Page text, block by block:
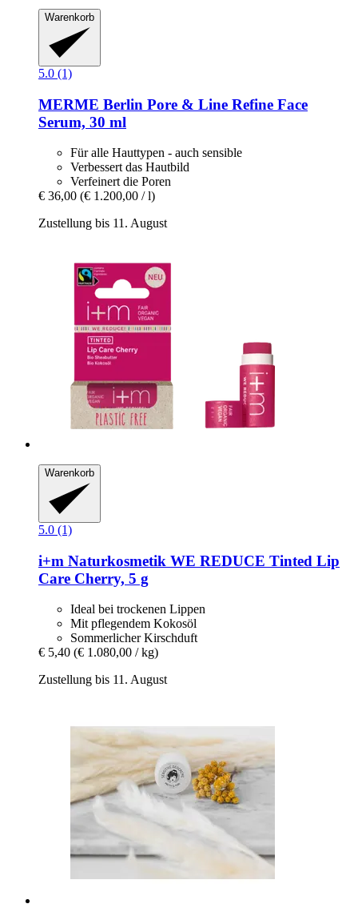
Warenkorb
5.0 (1)
MERME Berlin Pore & Line Refine Face
Serum, 30 ml
Für alle Hauttypen - auch sensible
Verbessert das Hautbild
Verfeinert die Poren
€ 36,00 (€ 1.200,00 / l)
Zustellung bis 11. August
Warenkorb
5.0 (1)
i+m Naturkosmetik WE REDUCE Tinted Lip
Care Cherry, 5 g
Ideal bei trockenen Lippen
Mit pflegendem Kokosöl
Sommerlicher Kirschduft
€ 5,40 (€ 1.080,00 / kg)
Zustellung bis 11. August